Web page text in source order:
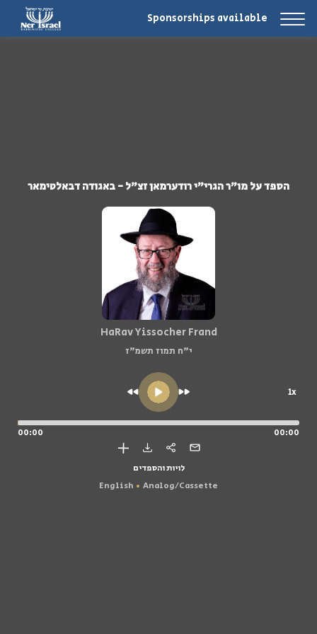
Sponsorships available
הספד על מו"ר הגרי"י רודערמאן זצ"ל - באגודה דבאלטימאר
HaRav Yissocher Frand
י"ח תמוז תשמ"ז
1x
00:00 00:00
לויות והספדים
English
Analog/Cassette